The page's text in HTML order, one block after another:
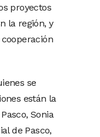
proyectos
la región, y
se
están la
Sonia
de Pasco,